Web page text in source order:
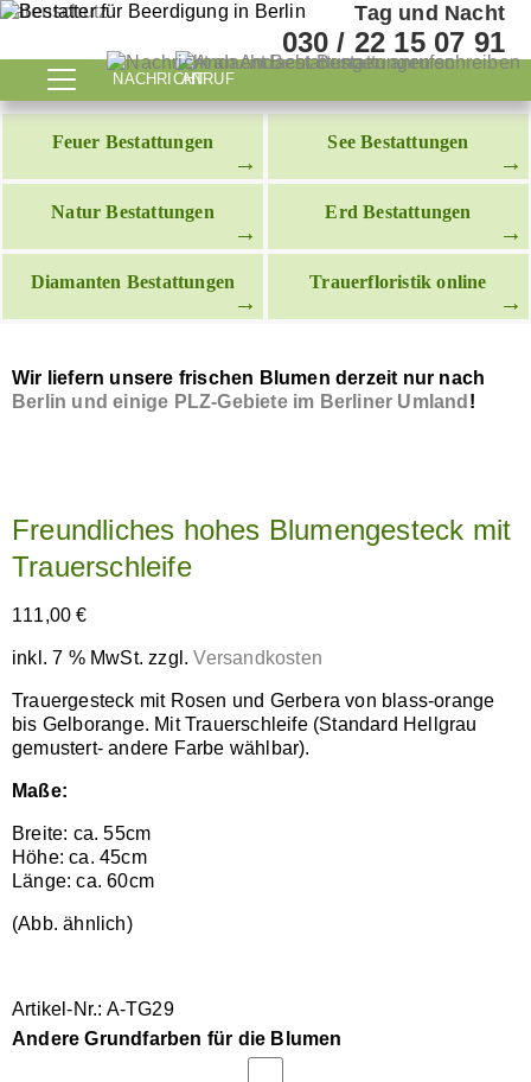
Datenschutz Tag und Nacht
030 / 22 15 07 91
ANRUF
NACHRICHT
Feuer Bestattungen See Bestattungen
Natur Bestattungen Erd Bestattungen
Diamanten Bestattungen Trauerfloristik online
Wir liefern unsere frischen Blumen derzeit nur nach
Berlin und einige PLZ-Gebiete im Berliner Umland !
Freundliches hohes Blumengesteck mit
Trauerschleife
111,00€
inkl. 7 % MwSt. zzgl.Versandkosten
Trauergesteck mit Rosen und Gerbera von blass-orange
bis Gelborange. Mit Trauerschleife (Standard Hellgrau
gemustert- andere Farbe wählbar).
Maße:
Breite: ca. 55cm
Höhe: ca. 45cm
Länge: ca. 60cm
(Abb. ähnlich)
Artikel-Nr.: A-TG29
Andere Grundfarben für die Blumen